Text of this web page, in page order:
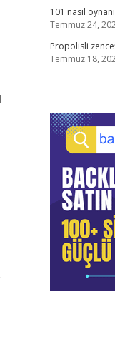
101 nasıl
Temmuz 24,
Propolisli
Temmuz 18,